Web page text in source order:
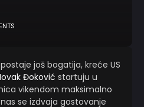
još bogatija, kreće US
Đoković startuju u
vikendom maksimalno
se izdvaja gostovanje